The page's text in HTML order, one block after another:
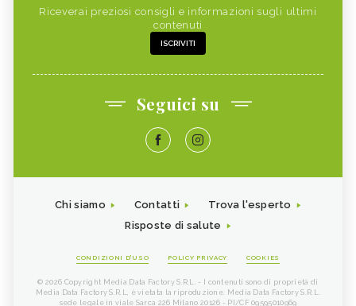
Riceverai preziosi consigli e informazioni sugli ultimi
contenuti
ISCRIVITI
Seguici su
Chi siamo Contatti
Trova l'esperto
Risposte di salute
CONDIZIONI D'USO POLICY PRIVACY COOKIES
© 2026 Copyright Media Data Factory S.R.L. - I contenuti sono di proprietà di
Media Data Factory S.R.L, è vietata la riproduzione. Media Data Factory S.R.L.
sede legale in viale Sarca 226 Milano 20126 - PI/CF 09595010969